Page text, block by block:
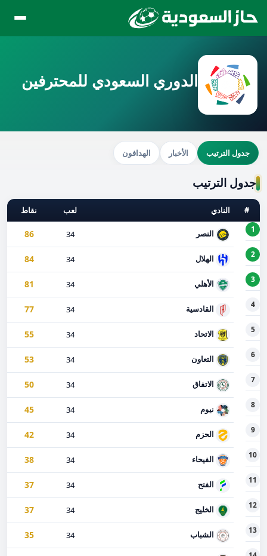
الدوري السعودي للمحترفين
جدول الترتيب الأخبار الهدافون
جدول الترتيب
# النادي لعب نقاط
1 النصر 34
86
2 الهلال 34
84
3 الأهلي 34
81
4 القادسية 34
77
5 الاتحاد 34
55
6 التعاون 34
53
7 الاتفاق 34
50
8 نيوم 34
45
9 الحزم 34
42
10 الفيحاء 34
38
11 الفتح 34
37
12 الخليج 34
37
13 الشباب 34
35